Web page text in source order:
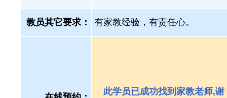
教员其它要求： 有家教经验，有责任心。
此学员已成功找到家教老师,谢